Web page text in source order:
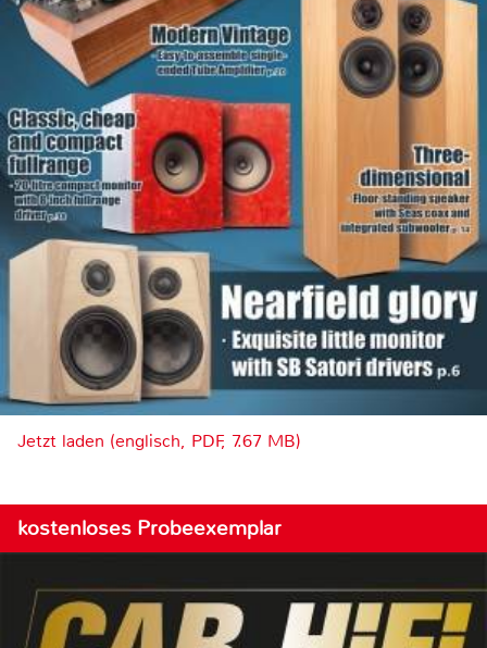
Jetzt laden (englisch, PDF, 7.67 MB)
kostenloses Probeexemplar